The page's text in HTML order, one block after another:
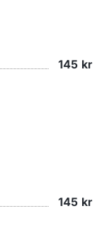
145 kr
145 kr